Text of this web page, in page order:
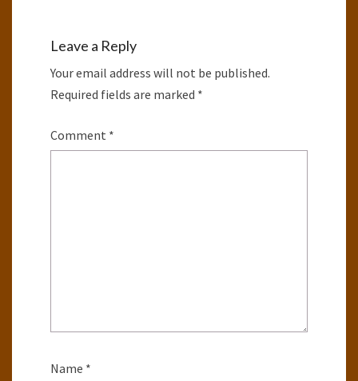
Leave a Reply
Your email address will not be published.
Required fields are marked *
Comment *
Name *